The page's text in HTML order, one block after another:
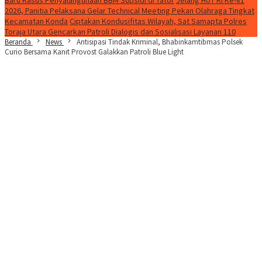
2026, Panitia Pelaksana Gelar Technical Meeting Pekan Olahraga Tingkat
Kecamatan Konda Ciptakan Kondusifitas Wilayah, Sat Samapta Polres
Toraja Utara Gencarkan Patroli Dialogis dan Sosialisasi Layanan 110
Beranda News
Antisipasi Tindak Kriminal, Bhabinkamtibmas Polsek
Curio Bersama Kanit Provost Galakkan Patroli Blue Light